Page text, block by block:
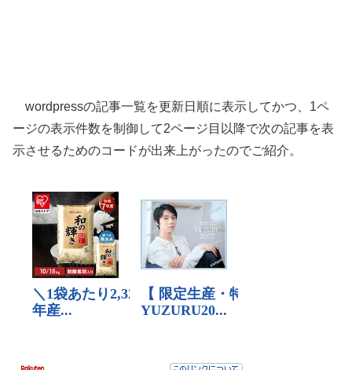
wordpressの記事一覧を更新日順に表示してかつ、1ペ
ージの表示件数を制御して2ページ目以降で次の記事を表
示させるためのコードが出来上がったのでご紹介。